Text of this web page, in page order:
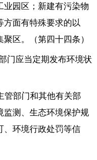
业园区；新建有污染物
方面有特殊要求的以
区。（第四十四条）
门应当定期发布环境状
管部门和其他有关部
监测、生态环境保护规
、环境行政处罚等信